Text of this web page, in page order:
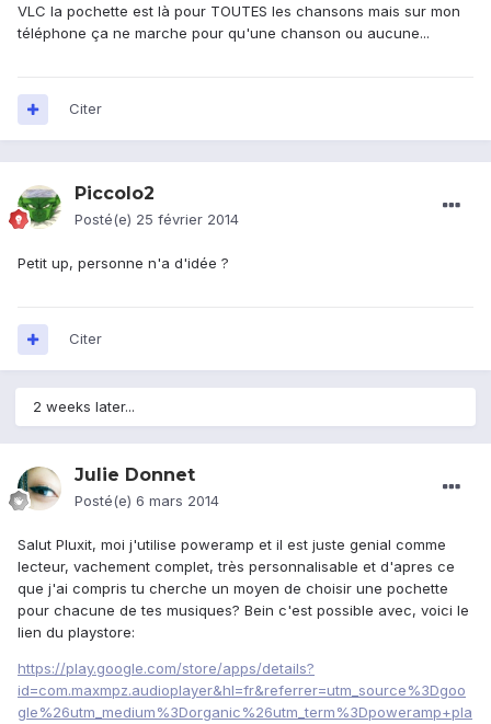
VLC la pochette est là pour TOUTES les chansons mais sur mon
téléphone ça ne marche pour qu'une chanson ou aucune...
Citer
Piccolo2
Posté(e) 25 février 2014
Petit up, personne n'a d'idée ?
Citer
2 weeks later...
Julie Donnet
Posté(e) 6 mars 2014
Salut Pluxit, moi j'utilise poweramp et il est juste genial comme
lecteur, vachement complet, très personnalisable et d'apres ce
que j'ai compris tu cherche un moyen de choisir une pochette
pour chacune de tes musiques? Bein c'est possible avec, voici le
lien du playstore:
https://play.google.com/store/apps/details?
id=com.maxmpz.audioplayer&hl=fr&referrer=utm_source%3Dgoo
gle%26utm_medium%3Dorganic%26utm_term%3Dpoweramp+pla